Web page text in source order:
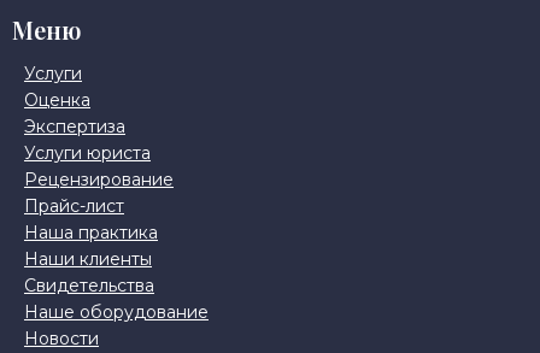
Меню
Услуги
Оценка
Экспертиза
Услуги юриста
Рецензирование
Прайс-лист
Наша практика
Наши клиенты
Свидетельства
Наше оборудование
Новости